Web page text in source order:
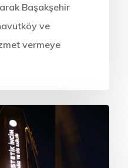
Başakşehir
ve
vermeye